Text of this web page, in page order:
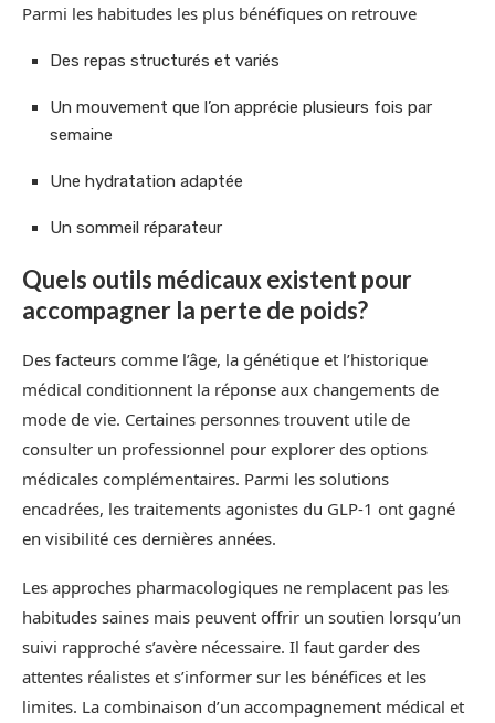
Parmi les habitudes les plus bénéfiques on retrouve
Des repas structurés et variés
Un mouvement que l’on apprécie plusieurs fois par
semaine
Une hydratation adaptée
Un sommeil réparateur
Quels outils médicaux existent pour
accompagner la perte de poids?
Des facteurs comme l’âge, la génétique et l’historique
médical conditionnent la réponse aux changements de
mode de vie. Certaines personnes trouvent utile de
consulter un professionnel pour explorer des options
médicales complémentaires. Parmi les solutions
encadrées, les traitements agonistes du GLP-1 ont gagné
en visibilité ces dernières années.
Les approches pharmacologiques ne remplacent pas les
habitudes saines mais peuvent offrir un soutien lorsqu’un
suivi rapproché s’avère nécessaire. Il faut garder des
attentes réalistes et s’informer sur les bénéfices et les
limites. La combinaison d’un accompagnement médical et